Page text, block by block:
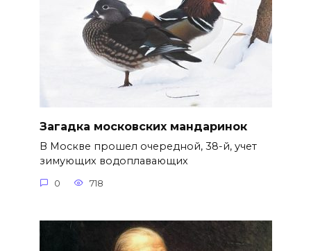
Загадка московских мандаринок
В Москве прошел очередной, 38-й, учет
зимующих водоплавающих
0 718